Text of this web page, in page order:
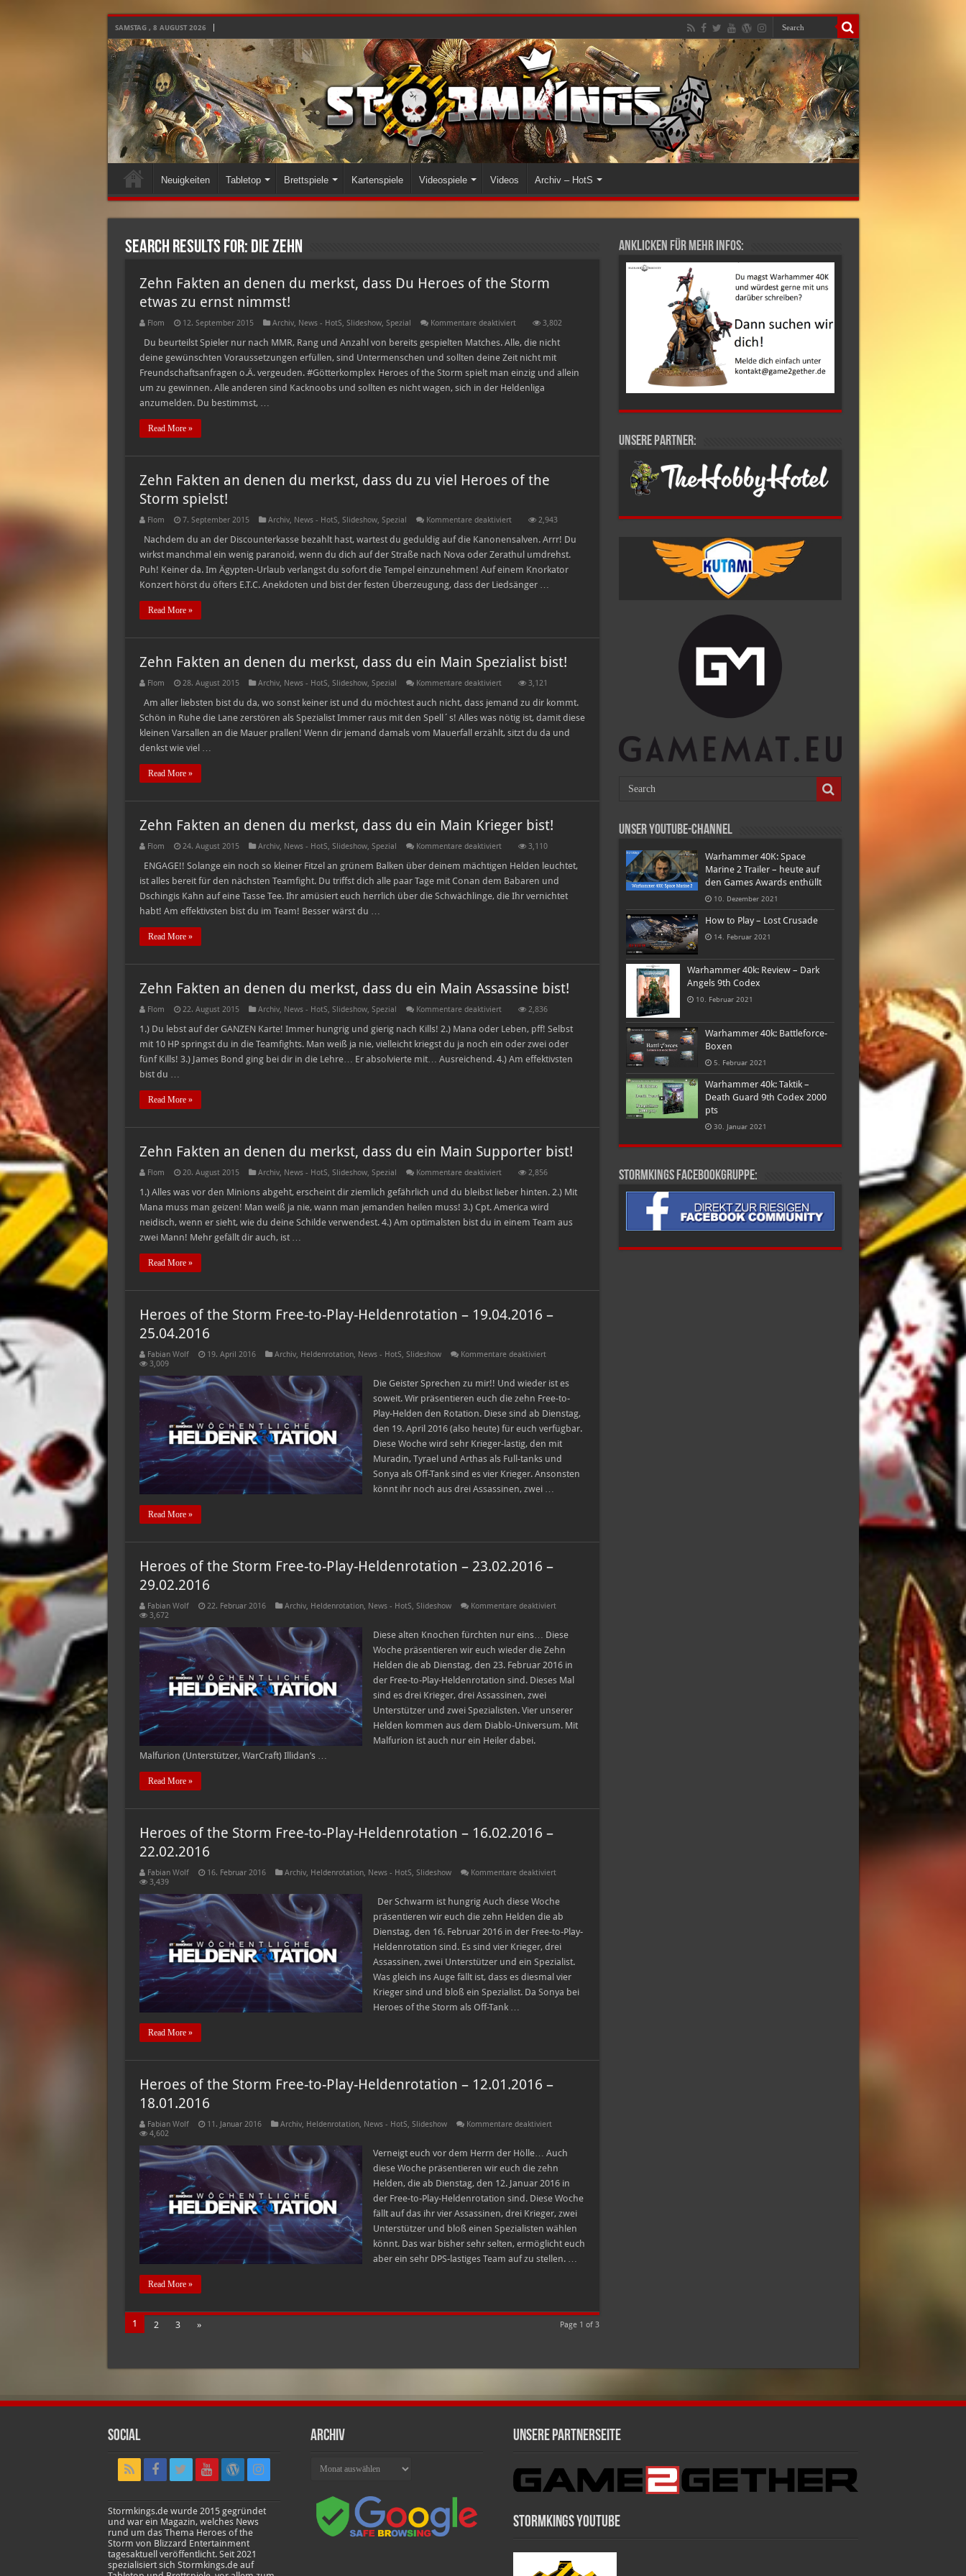
SAMSTAG , 8 AUGUST 2026
Neuigkeiten Tabletop Brettspiele Kartenspiele Videospiele Videos Archiv – HotS
Search Results for: die zehn
Zehn Fakten an denen du merkst, dass Du Heroes of the Storm
etwas zu ernst nimmst!
Flom 12. September 2015 Archiv, News - HotS, Slideshow, Spezial Kommentare deaktiviertfür
Fakten
denen
du
merkst,
dass
3,802
Du beurteilst Spieler nur nach MMR, Rang und Anzahl von bereits gespielten Matches. Alle, die nicht
deine gewünschten Voraussetzungen erfüllen, sind Untermenschen und sollten deine Zeit nicht mit
Freundschaftsanfragen o.Ä. vergeuden. #Götterkomplex Heroes of the Storm spielt man einzig und allein
um zu gewinnen. Alle anderen sind Kacknoobs und sollten es nicht wagen, sich in der Heldenliga
anzumelden. Du bestimmst, …
Read More »
Zehn Fakten an denen du merkst, dass du zu viel Heroes of the
Storm spielst!
Flom 7. September 2015 Archiv, News - HotS, Slideshow, Spezial Kommentare deaktiviertfür
Fakten
denen
du
merkst,
dass
the
spielst!
2,943
Nachdem du an der Discounterkasse bezahlt hast, wartest du geduldig auf die Kanonensalven. Arrr! Du
wirkst manchmal ein wenig paranoid, wenn du dich auf der Straße nach Nova oder Zerathul umdrehst.
Puh! Keiner da. Im Ägypten-Urlaub verlangst du sofort die Tempel einzunehmen! Auf einem Knorkator
Konzert hörst du öfters E.T.C. Anekdoten und bist der festen Überzeugung, dass der Liedsänger …
Read More »
Zehn Fakten an denen du merkst, dass du ein Main Spezialist bist!
Flom 28. August 2015 Archiv, News - HotS, Slideshow, Spezial Kommentare deaktiviertfür
Fakten
denen
du
merkst,
3,121
Am aller liebsten bist du da, wo sonst keiner ist und du möchtest auch nicht, dass jemand zu dir kommt.
Schön in Ruhe die Lane zerstören als Spezialist Immer raus mit den Spell´s! Alles was nötig ist, damit diese
kleinen Varsallen an die Mauer prallen! Wenn dir jemand damals vom Mauerfall erzählt, sitzt du da und
denkst wie viel …
Read More »
Zehn Fakten an denen du merkst, dass du ein Main Krieger bist!
Flom 24. August 2015 Archiv, News - HotS, Slideshow, Spezial Kommentare deaktiviertfür
Fakten
denen
du
merkst,
3,110
ENGAGE!! Solange ein noch so kleiner Fitzel an grünem Balken über deinem mächtigen Helden leuchtet,
ist alles bereit für den nächsten Teamfight. Du triffst dich alle paar Tage mit Conan dem Babaren und
Dschingis Kahn auf eine Tasse Tee. Ihr amüsiert euch herrlich über die Schwächlinge, die Ihr vernichtet
habt! Am effektivsten bist du im Team! Besser wärst du …
Read More »
Zehn Fakten an denen du merkst, dass du ein Main Assassine bist!
Flom 22. August 2015 Archiv, News - HotS, Slideshow, Spezial Kommentare deaktiviertfür
Fakten
denen
du
merkst,
2,836
1.) Du lebst auf der GANZEN Karte! Immer hungrig und gierig nach Kills! 2.) Mana oder Leben, pff! Selbst
mit 10 HP springst du in die Teamfights. Man weiß ja nie, vielleicht kriegst du ja noch ein oder zwei oder
fünf Kills! 3.) James Bond ging bei dir in die Lehre… Er absolvierte mit… Ausreichend. 4.) Am effektivsten
bist du …
Read More »
Zehn Fakten an denen du merkst, dass du ein Main Supporter bist!
Flom 20. August 2015 Archiv, News - HotS, Slideshow, Spezial Kommentare deaktiviertfür
Fakten
denen
du
merkst,
2,856
1.) Alles was vor den Minions abgeht, erscheint dir ziemlich gefährlich und du bleibst lieber hinten. 2.) Mit
Mana muss man geizen! Man weiß ja nie, wann man jemanden heilen muss! 3.) Cpt. America wird
neidisch, wenn er sieht, wie du deine Schilde verwendest. 4.) Am optimalsten bist du in einem Team aus
zwei Mann! Mehr gefällt dir auch, ist …
Read More »
Heroes of the Storm Free-to-Play-Heldenrotation – 19.04.2016 –
25.04.2016
Fabian Wolf 19. April 2016 Archiv, Heldenrotation, News - HotS, Slideshow Kommentare deaktiviertfür
the
Free-
to-
Play-
Heldenrotation
19.04.2016
–
3,009
Die Geister Sprechen zu mir!! Und wieder ist es
soweit. Wir präsentieren euch die zehn Free-to-
Play-Helden den Rotation. Diese sind ab Dienstag,
den 19. April 2016 (also heute) für euch verfügbar.
Diese Woche wird sehr Krieger-lastig, den mit
Muradin, Tyrael und Arthas als Full-tanks und
Sonya als Off-Tank sind es vier Krieger. Ansonsten
könnt ihr noch aus drei Assassinen, zwei …
Read More »
Heroes of the Storm Free-to-Play-Heldenrotation – 23.02.2016 –
29.02.2016
Fabian Wolf 22. Februar 2016 Archiv, Heldenrotation, News - HotS, Slideshow Kommentare deaktiviertfür
the
Free-
to-
Play-
Heldenrotation
–
3,672
Diese alten Knochen fürchten nur eins… Diese
Woche präsentieren wir euch wieder die Zehn
Helden die ab Dienstag, den 23. Februar 2016 in
der Free-to-Play-Heldenrotation sind. Dieses Mal
sind es drei Krieger, drei Assassinen, zwei
Unterstützer und zwei Spezialisten. Vier unserer
Helden kommen aus dem Diablo-Universum. Mit
Malfurion ist auch nur ein Heiler dabei.
Malfurion (Unterstützer, WarCraft) Illidan’s …
Read More »
Heroes of the Storm Free-to-Play-Heldenrotation – 16.02.2016 –
22.02.2016
Fabian Wolf 16. Februar 2016 Archiv, Heldenrotation, News - HotS, Slideshow Kommentare deaktiviertfür
the
Free-
to-
Play-
Heldenrotation
16.02.2016
–
3,439
Der Schwarm ist hungrig Auch diese Woche
präsentieren wir euch die zehn Helden die ab
Dienstag, den 16. Februar 2016 in der Free-to-Play-
Heldenrotation sind. Es sind vier Krieger, drei
Assassinen, zwei Unterstützer und ein Spezialist.
Was gleich ins Auge fällt ist, dass es diesmal vier
Krieger sind und bloß ein Spezialist. Da Sonya bei
Heroes of the Storm als Off-Tank …
Read More »
Heroes of the Storm Free-to-Play-Heldenrotation – 12.01.2016 –
18.01.2016
Fabian Wolf 11. Januar 2016 Archiv, Heldenrotation, News - HotS, Slideshow Kommentare deaktiviertfür
the
Free-
to-
Play-
Heldenrotation
12.01.2016
–
4,602
Verneigt euch vor dem Herrn der Hölle… Auch
diese Woche präsentieren wir euch die zehn
Helden, die ab Dienstag, den 12. Januar 2016 in
der Free-to-Play-Heldenrotation sind. Diese Woche
fällt auf das ihr vier Assassinen, drei Krieger, zwei
Unterstützer und bloß einen Spezialisten wählen
könnt. Das war bisher sehr selten, ermöglicht euch
aber ein sehr DPS-lastiges Team auf zu stellen. …
Read More »
Page 1 of 3
1 2 3 »
Anklicken für mehr Infos:
Unsere Partner:
Unser Youtube-Channel
Warhammer 40K: Space
Marine 2 Trailer – heute auf
den Games Awards enthüllt
10. Dezember 2021
How to Play – Lost Crusade
14. Februar 2021
Warhammer 40k: Review – Dark
Angels 9th Codex
10. Februar 2021
Warhammer 40k: Battleforce-
Boxen
5. Februar 2021
Warhammer 40k: Taktik –
Death Guard 9th Codex 2000
pts
30. Januar 2021
Stormkings Facebookgruppe:
Social
Stormkings.de wurde 2015 gegründet
und war ein Magazin, welches News
rund um das Thema Heroes of the
Storm von Blizzard Entertainment
tagesaktuell veröffentlicht. Seit 2021
spezialisiert sich Stormkings.de auf
Archiv Unsere Partnerseite
Stormkings Youtube